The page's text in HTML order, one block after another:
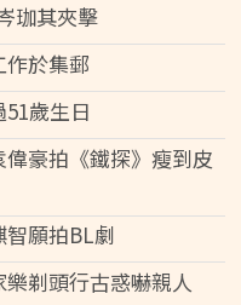
珈其夾擊
於集郵
歲生日
豪拍《鐵探》瘦到皮
願拍BL劇
剃頭行古惑嚇親人